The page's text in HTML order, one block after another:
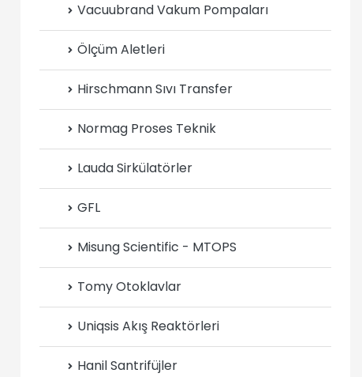
Vacuubrand Vakum Pompaları
Ölçüm Aletleri
Hirschmann Sıvı Transfer
Normag Proses Teknik
Lauda Sirkülatörler
GFL
Misung Scientific - MTOPS
Tomy Otoklavlar
Uniqsis Akış Reaktörleri
Hanil Santrifüjler